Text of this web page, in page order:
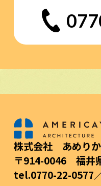
株式会社 あめり
〒914-0046 福井
tel.0770-22-0577